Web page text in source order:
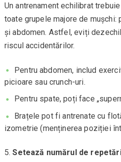
Un antrenament echilibrat
toate grupele majore de mușchi:
și abdomen. Astfel, eviți
riscul accidentărilor.
Pentru abdomen, includ
picioare sau crunch-uri.
Pentru spate, poți face
Brațele pot fi antrenate cu
izometrie (menținerea poziției
Setează numărul de